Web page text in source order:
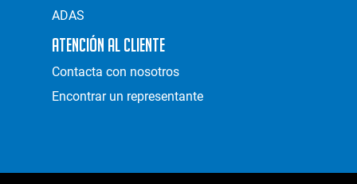
ADAS
Atención al Cliente
Contacta con nosotros
Encontrar un representante